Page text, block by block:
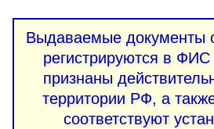
Выдаваемые документы
регистрируются в
признаны
территории РФ, а
соответствуют